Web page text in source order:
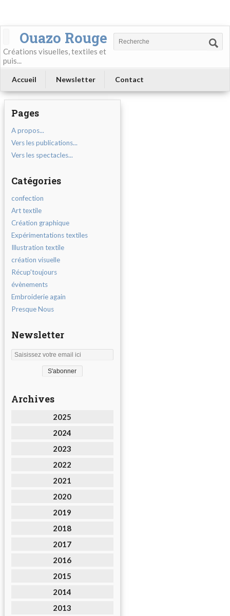
Ouazo Rouge
Créations visuelles, textiles et
puis...
Accueil Newsletter Contact
Pages
A propos...
Vers les publications...
Vers les spectacles...
Catégories
confection
Art textile
Création graphique
Expérimentations textiles
Illustration textile
création visuelle
Récup'toujours
évènements
Embroiderie again
Presque Nous
Newsletter
Archives
2025
2024
2023
2022
2021
2020
2019
2018
2017
2016
2015
2014
2013